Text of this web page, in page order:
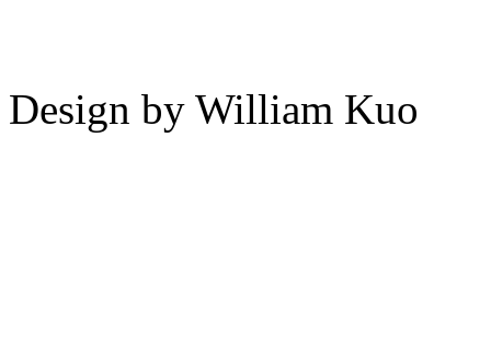
Design by William Kuo